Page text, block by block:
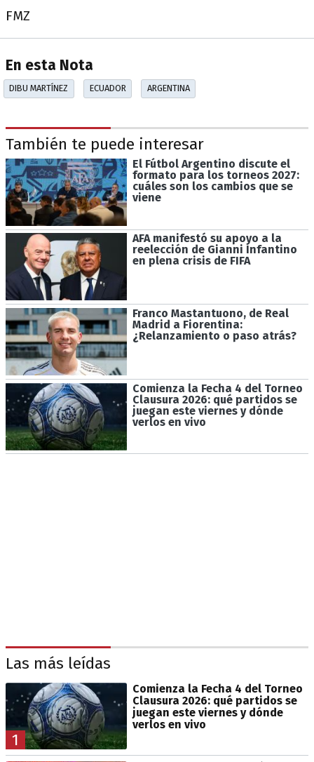
FMZ
En esta Nota
DIBU MARTÍNEZ ECUADOR ARGENTINA
También te puede interesar
El Fútbol Argentino discute el
formato para los torneos 2027:
cuáles son los cambios que se
viene
AFA manifestó su apoyo a la
reelección de Gianni Infantino
en plena crisis de FIFA
Franco Mastantuono, de Real
Madrid a Fiorentina:
¿Relanzamiento o paso atrás?
Comienza la Fecha 4 del Torneo
Clausura 2026: qué partidos se
juegan este viernes y dónde
verlos en vivo
Las más leídas
1
Comienza la Fecha 4 del Torneo
Clausura 2026: qué partidos se
juegan este viernes y dónde
verlos en vivo